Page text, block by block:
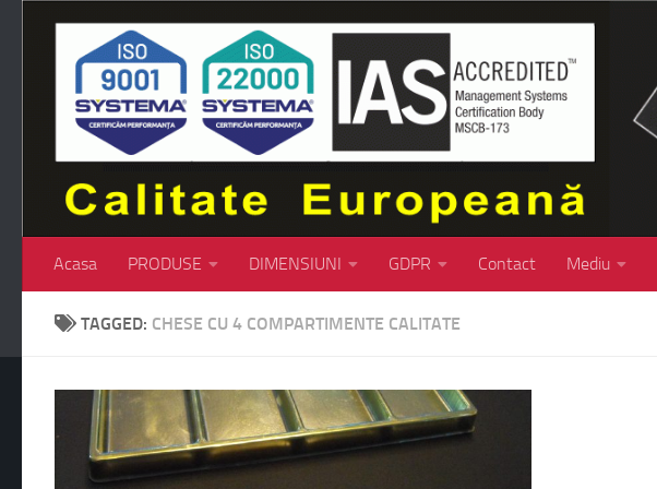
Skip to content
Acasa PRODUSE DIMENSIUNI GDPR Contact Mediu
TAGGED: CHESE CU 4 COMPARTIMENTE CALITATE